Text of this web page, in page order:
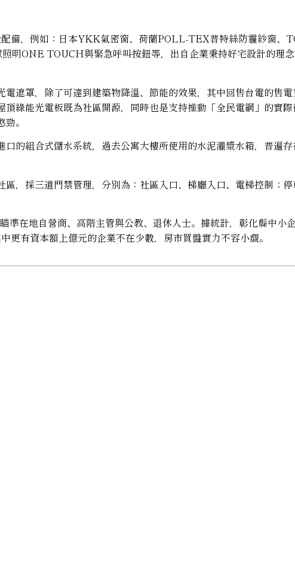
備，例如：日本YKK氣密窗、荷蘭POLL-TEX普特絲防霾紗窗、
ONE TOUCH與緊急呼叫按鈕等，出自企業秉持好宅設計的理
遮罩，除了可達到建築物降溫、節能的效果，其中回售台電的售
綠能光電板既為社區開源，同時也是支持推動「全民電網」的實
。
的組合式儲水系統，過去公寓大樓所使用的水泥灌漿水箱，普遍
，採三道門禁管理，分別為：社區入口、梯廳入口、電梯控制；
準在地自營商、高階主管與公教、退休人士。據統計，彰化縣中小
更有資本額上億元的企業不在少數，房市買盤實力不容小覷。